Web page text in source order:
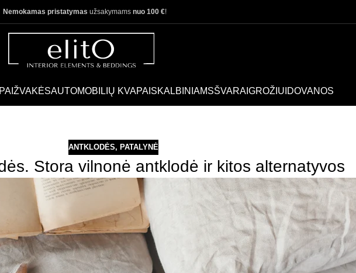
Nemokamas pristatymas užsakymams nuo 100 €!
ŽVAKĖSAUTOMOBILIŲ KVAPAI SKALBINIAMSŠVARAI GROŽIUI DOVANOS
ANTKLODĖS, PATALYNĖ
Stora vilnonė antklodė ir kitos alternatyvos